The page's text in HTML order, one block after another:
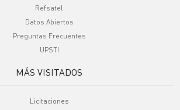
Refsatel
Datos Abiertos
Preguntas Frecuentes
UPSTI
MÁS VISITADOS
Licitaciones